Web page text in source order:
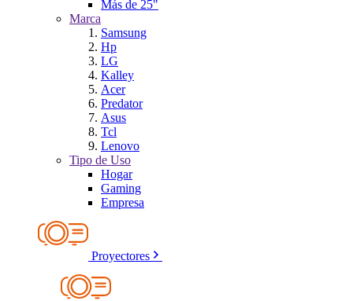
Más de 25"
Marca
Samsung
Hp
LG
Kalley
Acer
Predator
Asus
Tcl
Lenovo
Tipo de Uso
Hogar
Gaming
Empresa
Proyectores